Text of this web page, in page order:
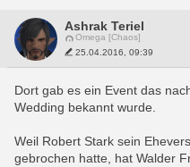
Ashrak Teriel
Omega [Chaos]
25.04.2016, 09:39
Dort gab es ein Event das
Wedding bekannt wurde.
Weil Robert Stark sein
gebrochen hatte, hat Walder